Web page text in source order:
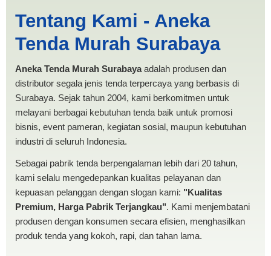
PRODUKSI ANEKA TENDA
MURAH
Tentang Kami - Aneka
Tenda Murah Surabaya
Aneka Tenda Murah Surabayaadalah produsen dan
distributor segala jenis tenda terpercaya yang berbasis di
Surabaya. Sejak tahun 2004, kami berkomitmen untuk
melayani berbagai kebutuhan tenda baik untuk promosi
bisnis, event pameran, kegiatan sosial, maupun kebutuhan
industri di seluruh Indonesia.
Sebagai pabrik tenda berpengalaman lebih dari 20 tahun,
kami selalu mengedepankan kualitas pelayanan dan
kepuasan pelanggan dengan slogan kami: "Kualitas
Premium, Harga Pabrik Terjangkau". Kami menjembatani
produsen dengan konsumen secara efisien, menghasilkan
produk tenda yang kokoh, rapi, dan tahan lama.